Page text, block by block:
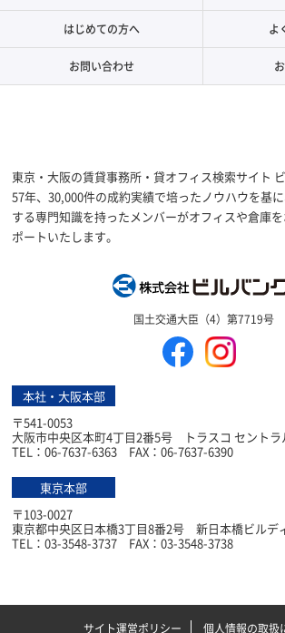
はじめての方へ よ
お問い合わせ
東京・大阪の賃貸事務所・貸オフィス検索サイト
57年、30,000件の成約実績で培ったノウハウを基
する専門知識を持ったメンバーがオフィスや倉庫
ポートいたします。
国土交通大臣（4）第7719号
本社・大阪本部
〒541-0053
大阪市中央区本町4丁目2番5号 トラスコ セントラ
TEL：06-7637-6363 FAX：06-7637-6390
東京本部
〒103-0027
東京都中央区日本橋3丁目8番2号 新日本橋ビルデ
TEL：03-3548-3737 FAX：03-3548-3738
サイト運営ポリシー 個人情報の取扱